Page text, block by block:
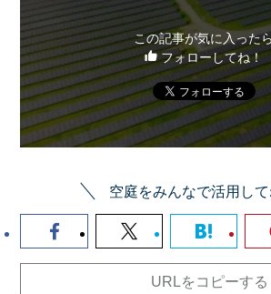
この記事が気に入った
フォローしてね！
空庭をみんなで活用して
URLをコピーする